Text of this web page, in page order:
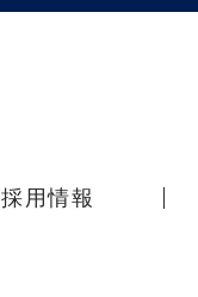
採用情報